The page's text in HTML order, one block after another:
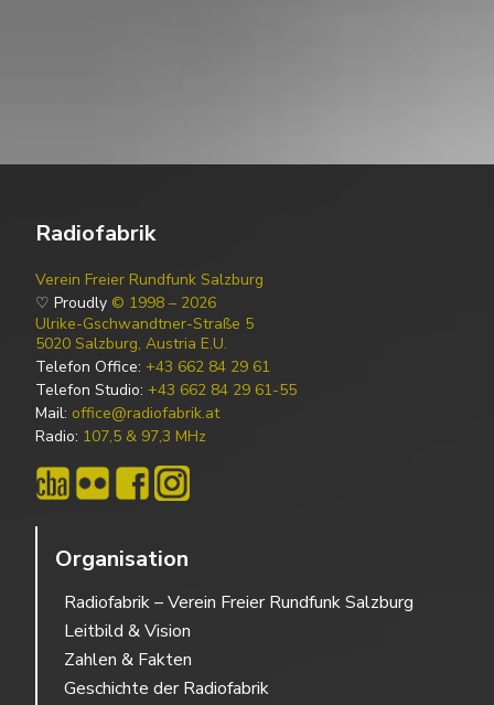
Radiofabrik
Verein Freier Rundfunk Salzburg
♡ Proudly © 1998 – 2026
Ulrike-Gschwandtner-Straße 5
5020 Salzburg, Austria E.U.
Telefon Office: +43 662 84 29 61
Telefon Studio: +43 662 84 29 61-55
Mail: office@radiofabrik.at
Radio: 107,5 & 97,3 MHz
Organisation
Radiofabrik – Verein Freier Rundfunk Salzburg
Leitbild & Vision
Zahlen & Fakten
Geschichte der Radiofabrik